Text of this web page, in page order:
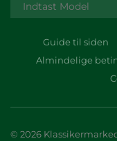
Guide til siden
Almindelige
© 2026